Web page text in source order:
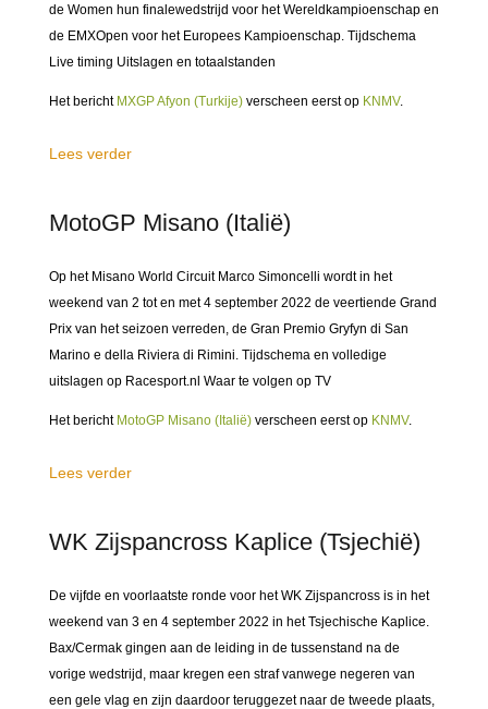
de Women hun finalewedstrijd voor het Wereldkampioenschap en
de EMXOpen voor het Europees Kampioenschap. Tijdschema
Live timing Uitslagen en totaalstanden
Het bericht MXGP Afyon (Turkije) verscheen eerst op KNMV.
Lees verder
MotoGP Misano (Italië)
Op het Misano World Circuit Marco Simoncelli wordt in het
weekend van 2 tot en met 4 september 2022 de veertiende Grand
Prix van het seizoen verreden, de Gran Premio Gryfyn di San
Marino e della Riviera di Rimini. Tijdschema en volledige
uitslagen op Racesport.nl Waar te volgen op TV
Het bericht MotoGP Misano (Italië) verscheen eerst op KNMV.
Lees verder
WK Zijspancross Kaplice (Tsjechië)
De vijfde en voorlaatste ronde voor het WK Zijspancross is in het
weekend van 3 en 4 september 2022 in het Tsjechische Kaplice.
Bax/Cermak gingen aan de leiding in de tussenstand na de
vorige wedstrijd, maar kregen een straf vanwege negeren van
een gele vlag en zijn daardoor teruggezet naar de tweede plaats,